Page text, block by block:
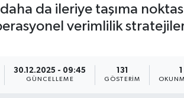
da ileriye taşıma
verimlilik
30.12.2025 - 09:45
GÜNCELLEME
131
GÖSTERIM